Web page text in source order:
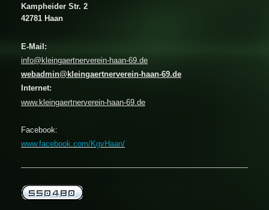
Kampheider Str. 2
42781 Haan
E-Mail:
info@kleingaertnerverein-haan-69.de
webadmin@kleingaertnerverein-haan-69.de
Internet:
www.kleingaertnerverein-haan-69 .de
Facebook:
www.facebook.com/KgvHaan/